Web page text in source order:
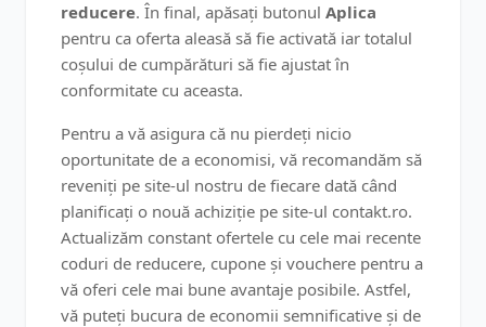
reducere. În final, apăsați butonul Aplica
pentru ca oferta aleasă să fie activată iar totalul
coșului de cumpărături să fie ajustat în
conformitate cu aceasta.
Pentru a vă asigura că nu pierdeți nicio
oportunitate de a economisi, vă recomandăm să
reveniți pe site-ul nostru de fiecare dată când
planificați o nouă achiziție pe site-ul contakt.ro.
Actualizăm constant ofertele cu cele mai recente
coduri de reducere, cupone și vouchere pentru a
vă oferi cele mai bune avantaje posibile. Astfel,
vă puteți bucura de economii semnificative și de